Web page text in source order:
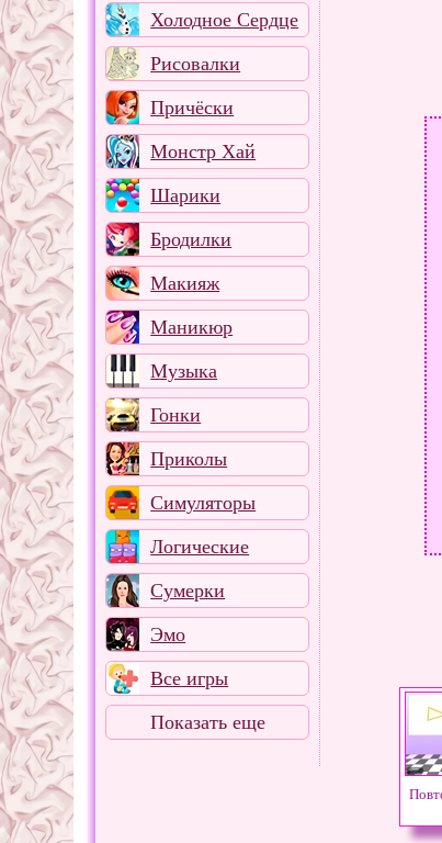
Холодное Сердце
Рисовалки
Причёски
Монстр Хай
Шарики
Бродилки
Макияж
Маникюр
Музыка
Гонки
Приколы
Симуляторы
Логические
Сумерки
Эмо
Все игры
Показать еще